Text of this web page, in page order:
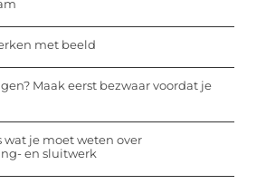
met beeld
Maak eerst bezwaar voordat je
wat je moet weten over
en sluitwerk